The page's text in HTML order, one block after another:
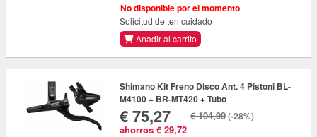
No disponible por el momento
Solicitud de ten cuidado
Anadir al carrito
Shimano Kit Freno Disco Ant. 4 Pistoni BL-
M4100 + BR-MT420 + Tubo
€ 75,27
ahorros € 29,72
€ 104,99(-28%)